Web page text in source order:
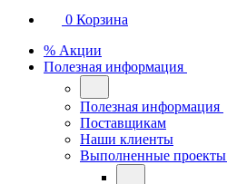
0 Корзина
% Акции
Полезная информация
Полезная информация
Поставщикам
Наши клиенты
Выполненные проекты